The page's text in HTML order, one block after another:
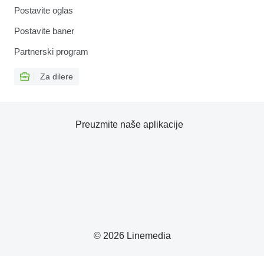
Postavite oglas
Postavite baner
Partnerski program
Za dilere
© 2026 Linemedia
Preuzmite naše aplikacije